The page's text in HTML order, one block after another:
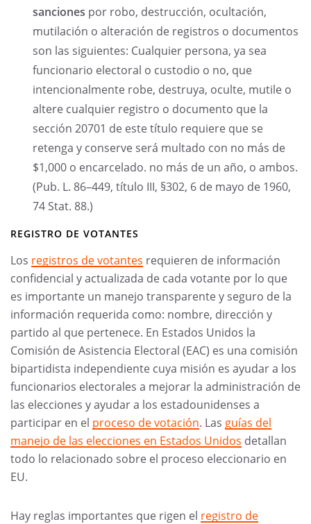
sanciones por robo, destrucción, ocultación,
mutilación o alteración de registros o documentos
son las siguientes: Cualquier persona, ya sea
funcionario electoral o custodio o no, que
intencionalmente robe, destruya, oculte, mutile o
altere cualquier registro o documento que la
sección 20701 de este título requiere que se
retenga y conserve será multado con no más de
$1,000 o encarcelado. no más de un año, o ambos.
(Pub. L. 86–449, título III, §302, 6 de mayo de 1960,
74 Stat. 88.)
REGISTRO DE VOTANTES
Los registros de votantes requieren de información
confidencial y actualizada de cada votante por lo que
es importante un manejo transparente y seguro de la
información requerida como: nombre, dirección y
partido al que pertenece. En Estados Unidos la
Comisión de Asistencia Electoral (EAC) es una comisión
bipartidista independiente cuya misión es ayudar a los
funcionarios electorales a mejorar la administración de
las elecciones y ayudar a los estadounidenses a
participar en el proceso de votación. Las guías del
manejo de las elecciones en Estados Unidos detallan
todo lo relacionado sobre el proceso eleccionario en
EU.
Hay reglas importantes que rigen el registro de